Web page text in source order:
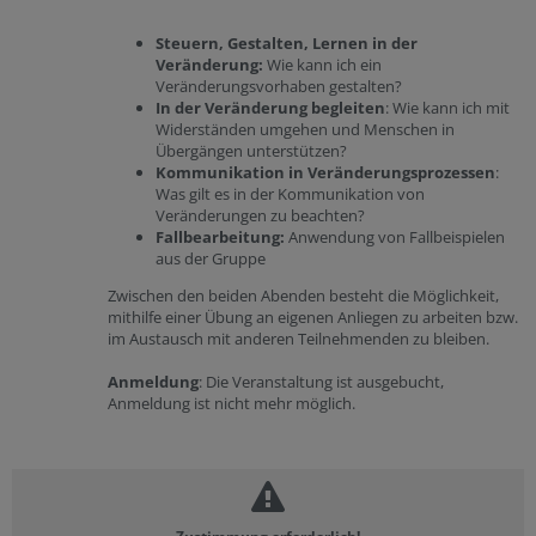
Steuern, Gestalten, Lernen in der
Veränderung: Wie kann ich ein
Veränderungsvorhaben gestalten?
In der Veränderung begleiten: Wie kann ich mit
Widerständen umgehen und Menschen in
Übergängen unterstützen?
Kommunikation in Veränderungsprozessen:
Was gilt es in der Kommunikation von
Veränderungen zu beachten?
Fallbearbeitung: Anwendung von Fallbeispielen
aus der Gruppe
Zwischen den beiden Abenden besteht die Möglichkeit,
mithilfe einer Übung an eigenen Anliegen zu arbeiten bzw.
im Austausch mit anderen Teilnehmenden zu bleiben.
Anmeldung: Die Veranstaltung ist ausgebucht,
Anmeldung ist nicht mehr möglich.